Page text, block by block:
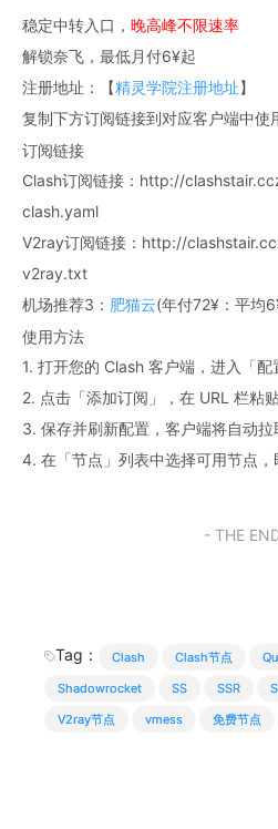
稳定中转入口， 晚高峰不限速率
解锁奈飞，最低月付6¥起
注册地址：【精灵学院注册地址】
复制下方订阅链接到对应客户端中使
订阅链接
Clash订阅链接：http://
clash.yaml
V2ray订阅链接：http://
v2ray.txt
机场推荐3： 肥猫云(年付72¥：平均
使用方法
1. 打开您的 Clash 客户端，进入「配
2. 点击「添加订阅」，在 URL 栏粘
3. 保存并刷新配置，客户端将自动拉
4. 在「节点」列表中选择可用节点，
- THE
Tag： Clash Clash节点
Shadowrocket
SS SSR
V2ray节点
vmess 免费节点